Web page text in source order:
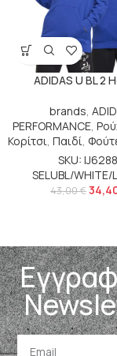
ADIDAS U BL 2
brands,
PERFORMANCE,
Κορίτσι,Παιδί,
SKU:
SELUBL/WHITE/
43,00€